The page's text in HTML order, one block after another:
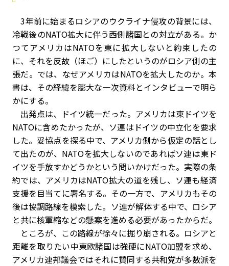
3年前に始まるロシアのウクライナ侵攻の背景には、
冷戦後のNATO拡大に伴う西側諸国との対立がある。か
つてアメリカはNATOを東に拡大しないと約束したの
に、それを反故（ほご）にしたというのがロシア側の主
張だ。では、なぜアメリカはNATOを拡大したのか。本
書は、その経緯を膨大な一次資料とインタビューで明ら
かにする。
出発点は、ドイツ統一だった。アメリカは東ドイツを
NATOに含めたかったが、ソ連はドイツの中立化を要求
した。妥協点を探る中で、アメリカ側から仮定の話とし
て出たのが、NATOを拡大しないのであればソ連は東ド
イツを手放すかどうかという問いかけだった。実際の条
約では、アメリカはNATO拡大の道を残し、ソ連も経済
支援を目当てに署名する。その一方で、アメリカもその
後は協調路線を模索した。ソ連が解体する中で、ロシア
と共に核軍縮などの懸案を進める必要があったからだ。
ところが、この路線が徐々に掘り崩される。ロシアと
距離を取りたい中東欧諸国は強硬にNATO加盟を求め、
アメリカ連邦議会ではそれに賛同する共和党が多数派を